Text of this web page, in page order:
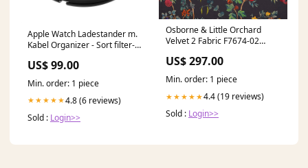
Apple Watch Ladestander m.
Kabel Organizer - Sort filter-
US$ 99.00
Min. order: 1 piece
★★★★★4.8 (6 reviews)
Sold : Login>>
Osborne & Little Orchard
Velvet 2 Fabric F7674-02
US$ 297.00
Min. order: 1 piece
★★★★★4.4 (19 reviews)
Sold : Login>>